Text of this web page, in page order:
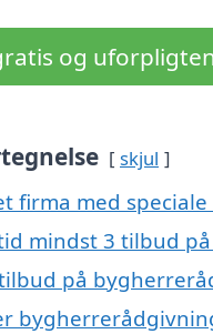
og
skjul
firma med
mindst 3 tilbud
på